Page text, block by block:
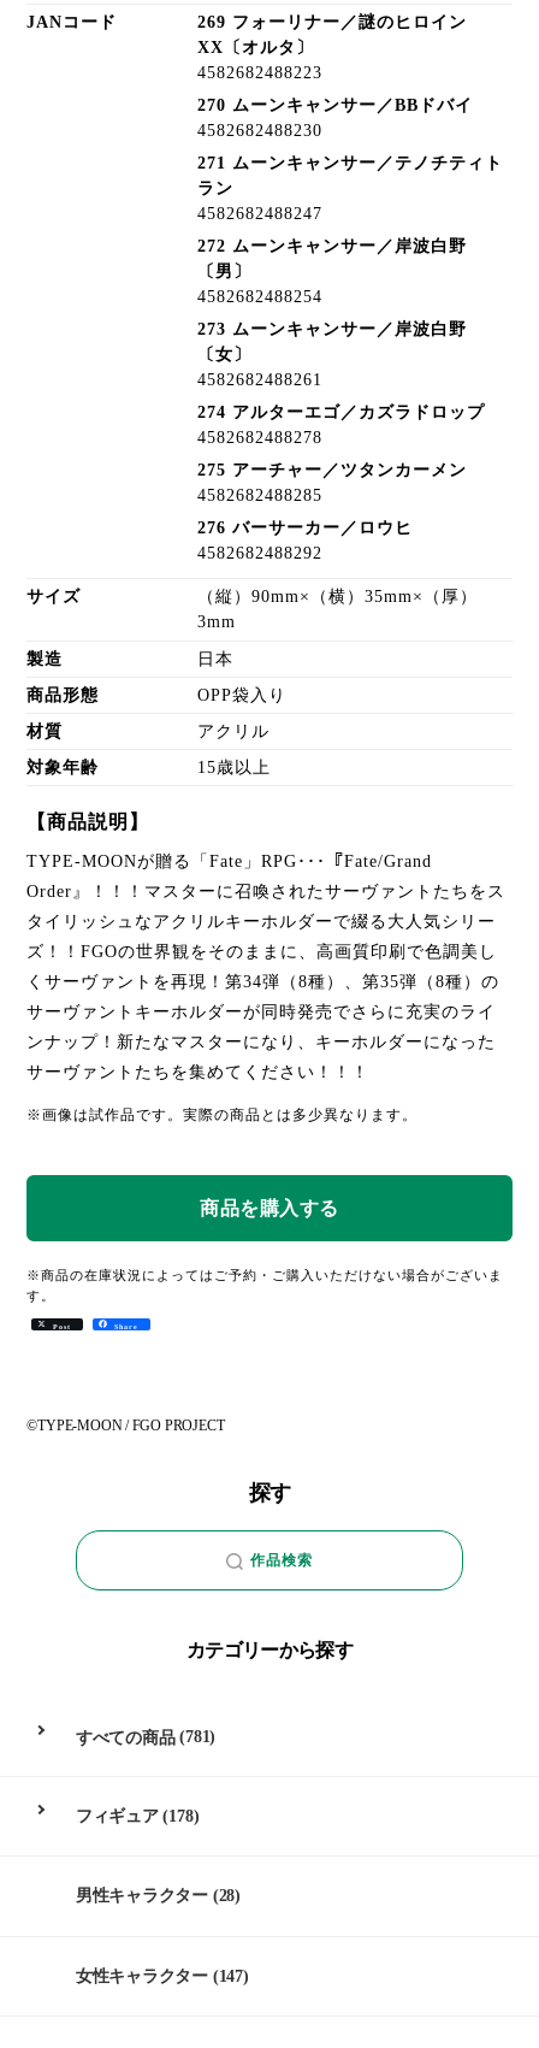
JANコード
269 フォーリナー／謎のヒロイン
XX〔オルタ〕
4582682488223
270 ムーンキャンサー／BBドバイ
4582682488230
271 ムーンキャンサー／テノチティト
ラン
4582682488247
272 ムーンキャンサー／岸波白野
〔男〕
4582682488254
273 ムーンキャンサー／岸波白野
〔女〕
4582682488261
274 アルターエゴ／カズラドロップ
4582682488278
275 アーチャー／ツタンカーメン
4582682488285
276 バーサーカー／ロウヒ
4582682488292
サイズ
（縦）90mm×（横）35mm×（厚）
3mm
製造 日本
商品形態 OPP袋入り
材質 アクリル
対象年齢 15歳以上
【商品説明】
TYPE-MOONが贈る「Fate」RPG･･･『Fate/Grand
Order』！！！マスターに召喚されたサーヴァントたちをス
タイリッシュなアクリルキーホルダーで綴る大人気シリー
ズ！！FGOの世界観をそのままに、高画質印刷で色調美し
くサーヴァントを再現！第34弾（8種）、第35弾（8種）の
サーヴァントキーホルダーが同時発売でさらに充実のライ
ンナップ！新たなマスターになり、キーホルダーになった
サーヴァントたちを集めてください！！！
※画像は試作品です。実際の商品とは多少異なります。
※商品の在庫状況によってはご予約・ご購入いただけない場合がございま
す。
Post Share
©TYPE-MOON / FGO PROJECT
探す
作品検索
カテゴリーから探す
すべての商品(781)
フィギュア(178)
男性キャラクター (28)
女性キャラクター (147)